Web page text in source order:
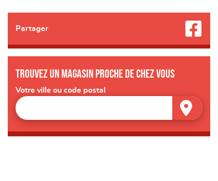
Partager
Trouvez un magasin proche de chez vous
Votre ville ou code postal